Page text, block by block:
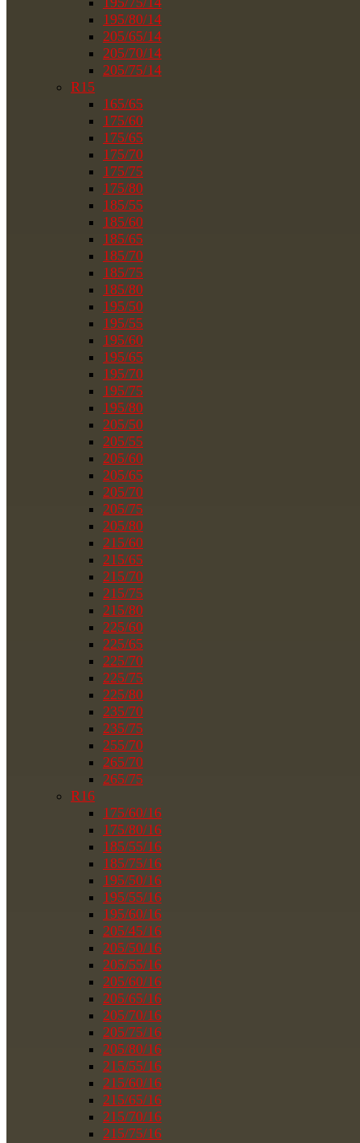
195/80/14
205/65/14
205/70/14
205/75/14
R15
165/65
175/60
175/65
175/70
175/75
175/80
185/55
185/60
185/65
185/70
185/75
185/80
195/50
195/55
195/60
195/65
195/70
195/75
195/80
205/50
205/55
205/60
205/65
205/70
205/75
205/80
215/60
215/65
215/70
215/75
215/80
225/60
225/65
225/70
225/75
225/80
235/70
235/75
255/70
265/70
265/75
R16
175/60/16
175/80/16
185/55/16
185/75/16
195/50/16
195/55/16
195/60/16
205/45/16
205/50/16
205/55/16
205/60/16
205/65/16
205/70/16
205/75/16
205/80/16
215/55/16
215/60/16
215/65/16
215/70/16
215/75/16